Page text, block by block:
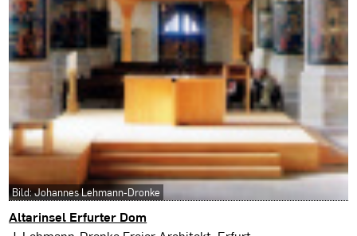
Altarinsel Erfurter Dom
Bild: Johannes Lehmann-Dronke